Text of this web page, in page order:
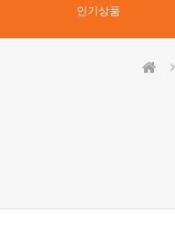
인기상품